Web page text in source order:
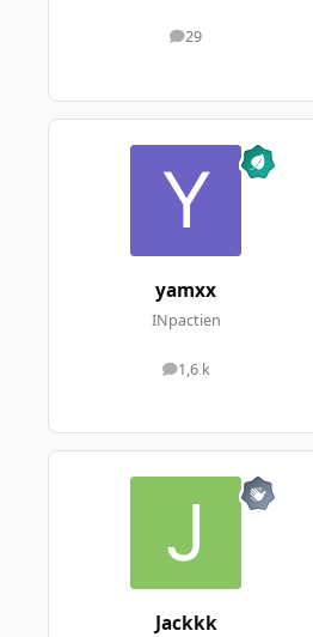
29
messages
yamxx
INpactien
1,6 k
messages
Jackkk